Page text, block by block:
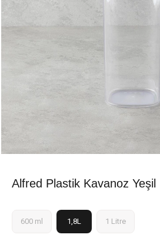
Alfred Plastik Kavanoz Yeşil
600 ml 1,8L 1 Litre